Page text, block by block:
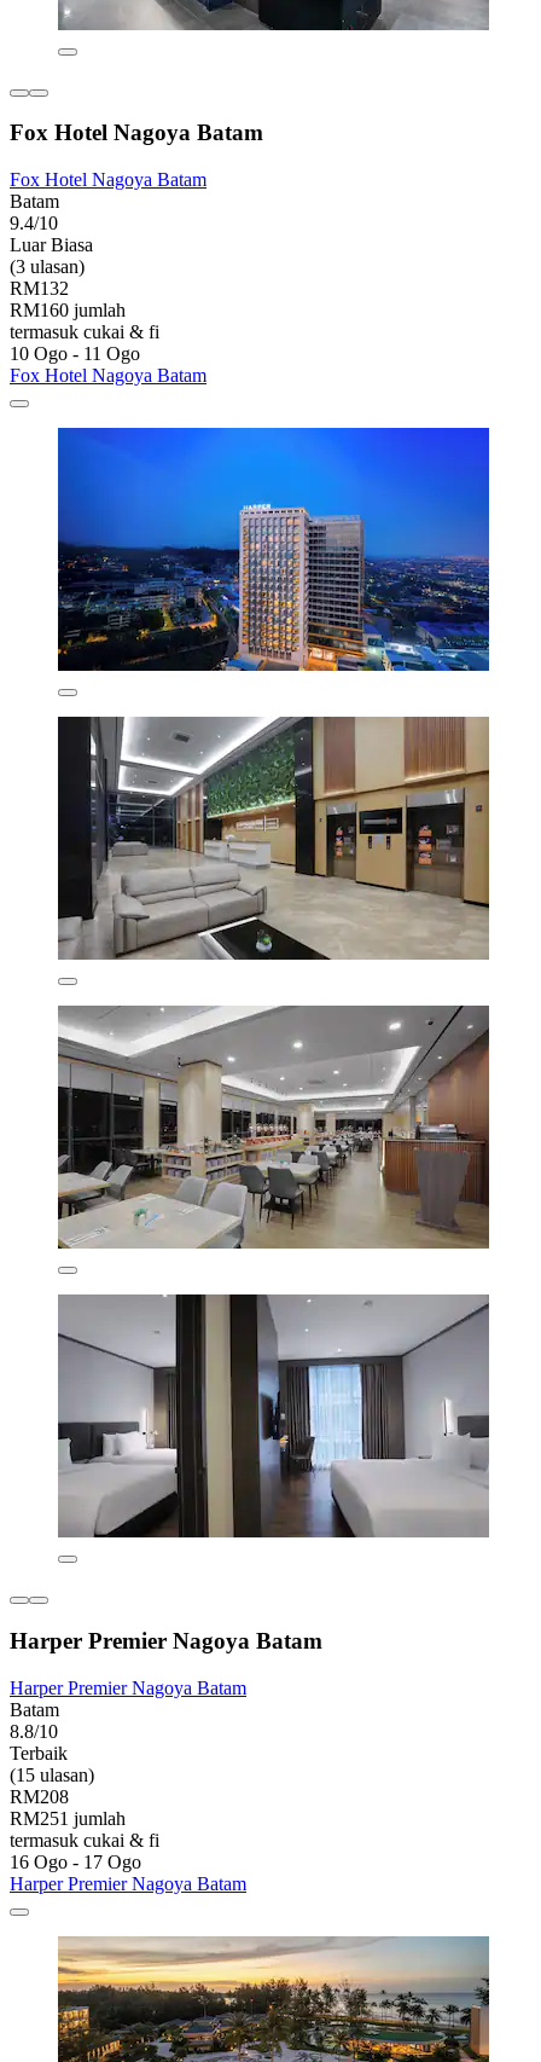
Fox Hotel Nagoya Batam
Fox Hotel Nagoya Batam
Batam
9.4/10
Luar Biasa
(3 ulasan)
RM132
RM160 jumlah
termasuk cukai & fi
10 Ogo - 11 Ogo
Fox Hotel Nagoya Batam
Harper Premier Nagoya Batam
Harper Premier Nagoya Batam
Batam
8.8/10
Terbaik
(15 ulasan)
RM208
RM251 jumlah
termasuk cukai & fi
16 Ogo - 17 Ogo
Harper Premier Nagoya Batam